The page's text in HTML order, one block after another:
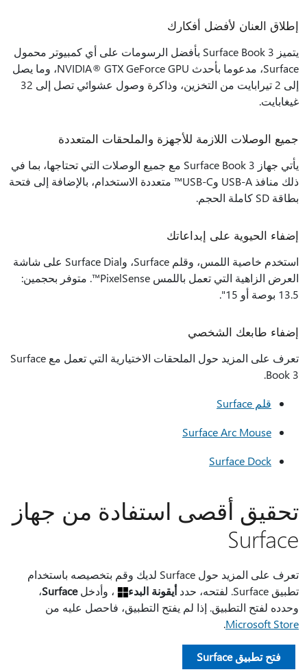
إطلاق العنان لأفضل أفكارك
يتميز Surface Book 3 بأفضل الرسومات على أي كمبيوتر محمول
Surface، مدعوما بأحدث NVIDIA® GTX GeForce GPU، وما يصل
إلى 2 تيرابايت من التخزين، وذاكرة وصول عشوائي تصل إلى 32
غيغابايت.
جميع الوصلات اللازمة للأجهزة والملحقات المتعددة
يأتي جهاز Surface Book 3 مع جميع الوصلات التي تحتاجها، بما في
ذلك منافذ USB-A وUSB-C™ متعددة الاستخدام، بالإضافة إلى فتحة
بطاقة SD كاملة الحجم.
إضفاء الحيوية على إبداعاتك
استخدم خاصية اللمس، وقلم Surface، وSurface Dial على شاشة
العرض الزاهية التي تعمل باللمس PixelSense™. متوفر بحجمين:
13.5 بوصة أو 15".
إضفاء طابعك الشخصي
تعرف على المزيد حول الملحقات الاختيارية التي تعمل مع Surface
Book 3.
قلم Surface
Surface Arc Mouse
Surface Dock
تحقيق أقصى استفادة من جهاز
Surface
تعرف على المزيد حول Surface لديك وقم بتخصيصه باستخدام
تطبيق Surface. لفتحه، حدد
أيقونة البدء ، وأدخلSurface،
وحدده لفتح التطبيق. إذا لم يفتح التطبيق، فاحصل عليه من
Microsoft Store
.
فتح تطبيق Surface